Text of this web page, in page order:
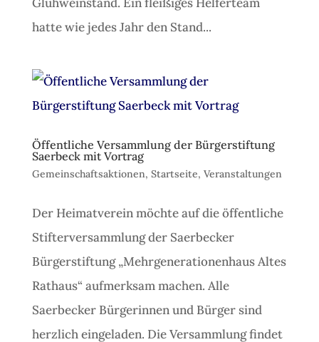
hatte wie jedes Jahr den Stand...
Öffentliche Versammlung der Bürgerstiftung
Saerbeck mit Vortrag
Gemeinschaftsaktionen, Startseite, Veranstaltungen
Der Heimatverein möchte auf die öffentliche
Stifterversammlung der Saerbecker
Bürgerstiftung „Mehrgenerationenhaus Altes
Rathaus“ aufmerksam machen. Alle
Saerbecker Bürgerinnen und Bürger sind
herzlich eingeladen. Die Versammlung findet